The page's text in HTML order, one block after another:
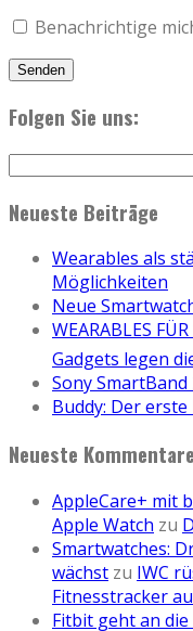
Benachrichtige
Folgen Sie uns:
Neueste Beiträge
Wearables als
Möglichkeiten
Neue
WEARABLES
Gadgets legen
Sony
Buddy: Der
Neueste Kommentare
AppleCare+ mit
Apple Watch zu
Smartwatches:
wächst zu IWC
Fitnesstracker
Fitbit geht an